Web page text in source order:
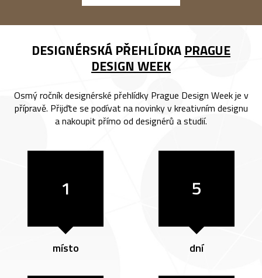
DESIGNÉRSKÁ PŘEHLÍDKA PRAGUE
DESIGN WEEK
Osmý ročník designérské přehlídky Prague Design Week je v
přípravě. Přijďte se podívat na novinky v kreativním designu
a nakoupit přímo od designérů a studií.
1
místo
5
dní